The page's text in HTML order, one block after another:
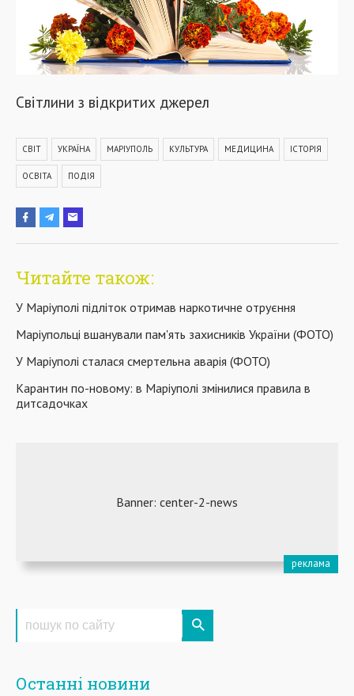
Світлини з відкритих джерел
СВІТ УКРАЇНА МАРІУПОЛЬ КУЛЬТУРА МЕДИЦИНА ІСТОРІЯ
ОСВІТА ПОДІЯ
Читайте також:
У Маріуполі підліток отримав наркотичне отруєння
Маріупольці вшанували пам'ять захисників України (ФОТО)
У Маріуполі сталася смертельна аварія (ФОТО)
Карантин по-новому: в Маріуполі змінилися правила в
дитсадочках
Останні новини